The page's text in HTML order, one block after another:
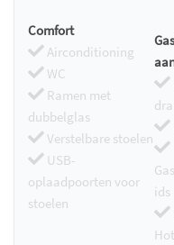
Comfort
Airconditioning
WC
Ramen met
dubbelglas
Verstelbare stoelen
USB-
oplaadpoorten voor
stoelen
ids